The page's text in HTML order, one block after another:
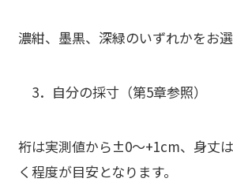
濃紺、墨黒、深緑のいずれかをお選
3． 自分の採寸 （第5章参照）
裄は実測値から±0〜+1cm、身丈
く程度が目安となります。